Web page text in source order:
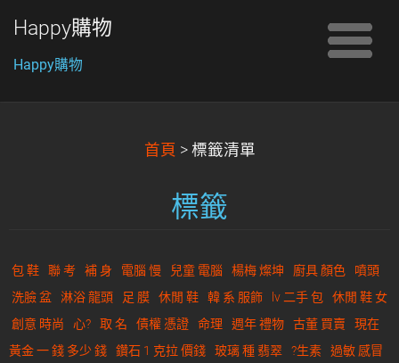
Happy購物
Happy購物
首頁 > 標籤清單
標籤
包 鞋 聯 考 補 身 電腦 慢 兒童 電腦 楊梅 燦坤 廚具 顏色
噴頭
洗臉 盆
淋浴 龍頭 足 膜 休閒 鞋 韓 系 服飾 lv 二手 包
休閒 鞋 女
創意 時尚
心? 取 名 債權 憑證 命理 週年 禮物 古董 買賣
現在
黃金 一 錢 多少 錢
鑽石 1 克拉 價錢 玻璃 種 翡翠 ?生素
過敏 感冒